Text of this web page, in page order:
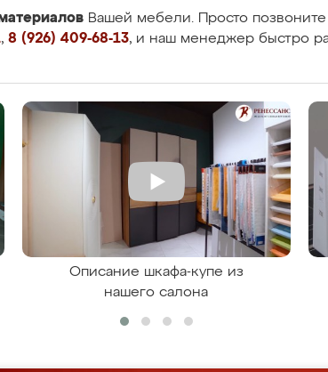
Вашей мебели. Просто
, 8 (926) 409-68-13, и наш менеджер быстро
Описание шкафа-купе из
нашего салона